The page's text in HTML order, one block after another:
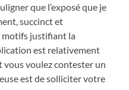
que l’exposé que je
succinct et
motifs justifiant la
est relativement
voulez contester un
est de solliciter votre